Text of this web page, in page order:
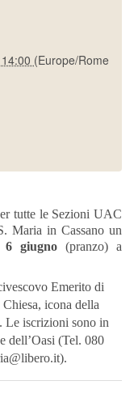
(Europe/Rome
tutte le Sezioni UAC
Maria in Cassano un
6 giugno (pranzo) a
Emerito di
icona della
Le iscrizioni sono in
dell’Oasi (Tel. 080